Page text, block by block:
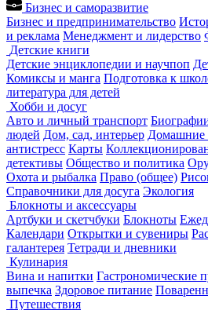
Бизнес и саморазвитие
Бизнес и предпринимательство
и реклама Менеджмент и лидерство
Детские книги
Детские энциклопедии и научпоп
Комиксы и манга Подготовка к
литература для детей
Хобби и досуг
Авто и личный транспорт
людей Дом, сад, интерьер Домашние
антистресс Карты
детективы Общество и политика
Охота и рыбалка Право (общее)
Справочники для досуга Экология
Блокноты и аксессуары
Артбуки и скетчбуки Блокноты
Календари Открытки и сувениры
галантерея Тетради и дневники
Кулинария
Вина и напитки Гастрономические
выпечка Здоровое питание
Путешествия